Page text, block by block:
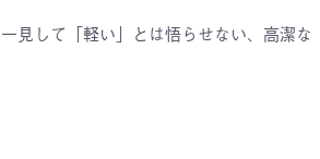
見して「軽い」とは悟らせない、高潔な